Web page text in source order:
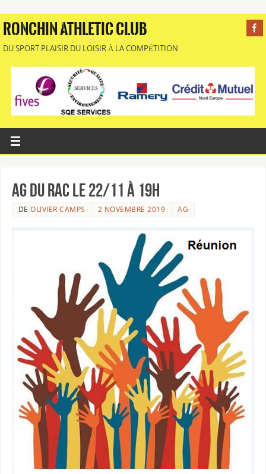
RONCHIN ATHLETIC CLUB
DU SPORT PLAISIR DU LOISIR À LA COMPÉTITION
AG du RAC le 22/11 à 19h
DEOLIVIER CAMPS 2 NOVEMBRE 2019 AG